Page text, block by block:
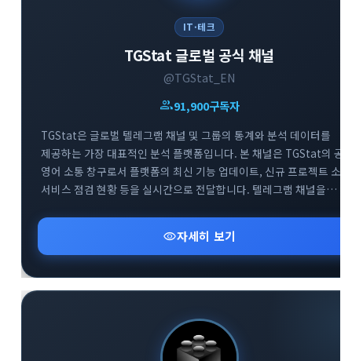
IT·테크
TGStat 글로벌 공식 채널
@TGStat_EN
group91,900구독자
TGStat은 글로벌 텔레그램 채널 및 그룹의 통계와 분석 데이터를
제공하는 가장 대표적인 분석 플랫폼입니다. 본 채널은 TGStat의 공
영어 소통 창구로서 플랫폼의 최신 기능 업데이트, 신규 프로젝트 소
서비스 점검 현황 등을 실시간으로 전달합니다. 텔레그램 채널을
사용자분들에게 필수적인 인사이트를 제공합니다. 함께 운영되는 공
지원 그룹을 통해 플랫폼 이용 중 발생하는 기술적 문의에 대해 빠르게
피드백을 받으실 수 있습니다.
visibility자세히 보기